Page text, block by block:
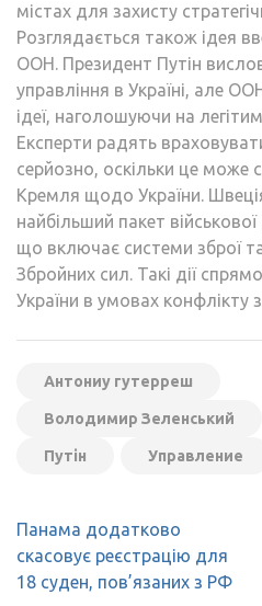
містах для захисту
Розглядається також ідея
ООН. Президент Путін
управління в Україні, але
ідеї, наголошуючи на
Експерти радять
серйозно, оскільки це може
Кремля щодо України.
найбільший пакет
що включає системи зброї
Збройних сил. Такі дії
України в умовах конфлікту
Антониу гутерреш
Володимир Зеленський
Путін Управление
Навігація
записів
Панама додатково
скасовує реєстрацію для
18 суден, пов’язаних з РФ